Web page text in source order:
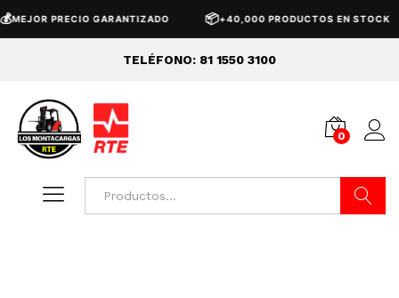
MEJOR PRECIO GARANTIZADO 📦+40,000 PRODUCTOS EN STOCK
TELÉFONO: 81 1550 3100
0